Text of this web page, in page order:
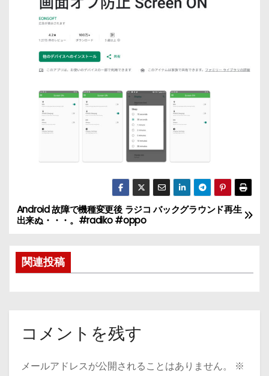
投
ナ
ー
シ
Android 故障で機種変更後 ラジコ バックグラウンド再生
出来ぬ・・・。#radiko #oppo
関連投稿
コメントを残す
メールアドレスが公開されることはありません。
※